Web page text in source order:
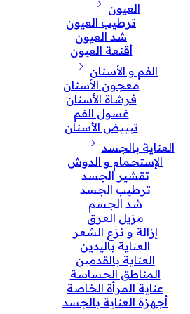
العيون
ترطيب العيون
شد العيون
أقنعة العيون
الفم و الأسنان
معجون الأسنان
فرشاة الأسنان
غسول الفم
تبييض الأسنان
العناية بالجسد
الإستحمام و الدوش
تقشير الجسد
ترطيب الجسد
شد الجسم
مزيل العرق
إزالة و نزع الشعر
العناية باليدين
العناية بالقدمين
المناطق الحساسة
عناية المرأة الخاصة
أجهزة العناية بالجسد